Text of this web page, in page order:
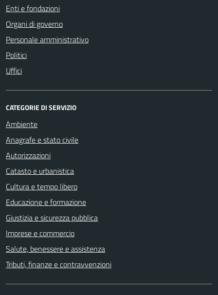
Enti e fondazioni
Organi di governo
Personale amministrativo
Politici
Uffici
CATEGORIE DI SERVIZIO
Ambiente
Anagrafe e stato civile
Autorizzazioni
Catasto e urbanistica
Cultura e tempo libero
Educazione e formazione
Giustizia e sicurezza pubblica
Imprese e commercio
Salute, benessere e assistenza
Tributi, finanze e contravvenzioni